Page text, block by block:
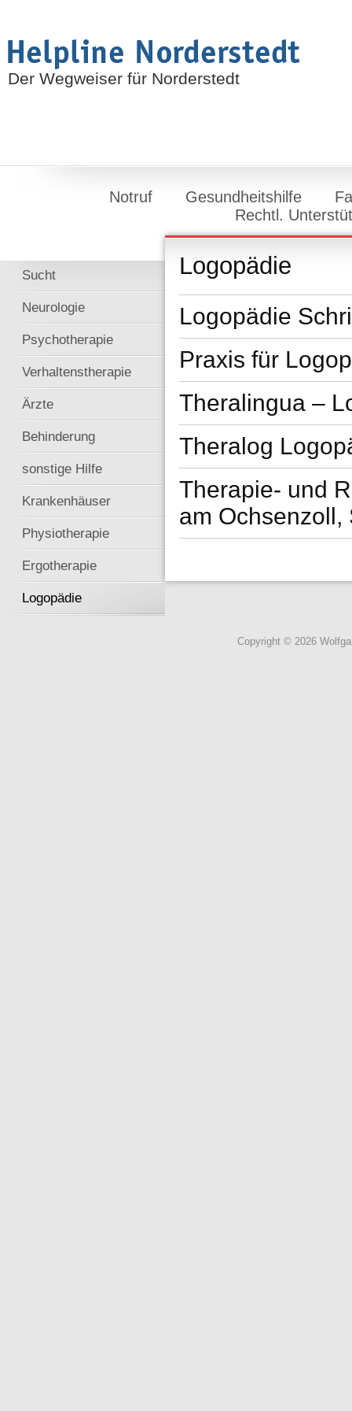
Der Wegweiser für Norderstedt
Notruf Gesundheitshilfe
Rechtl.
Sucht
Neurologie
Psychotherapie
Verhaltenstherapie
Ärzte
Behinderung
sonstige Hilfe
Krankenhäuser
Physiotherapie
Ergotherapie
Logopädie
Logopädie
Logopädie
Praxis für
Theralingua –
Theralog
Therapie- und
am Ochsenzoll,
Copyright © 2026